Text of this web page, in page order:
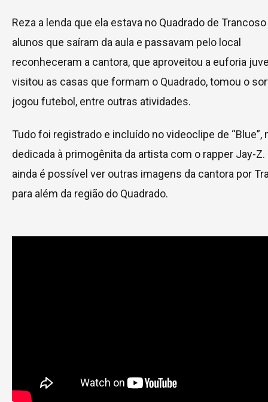
Reza a lenda que ela estava no Quadrado de
alunos que saíram da aula e passavam pelo local
reconheceram a cantora, que aproveitou a euforia
visitou as casas que formam o Quadrado, tomou o
jogou futebol, entre outras atividades.
Tudo foi registrado e incluído no videoclipe de “Blue”,
dedicada à primogênita da artista com o rapper Jay-Z.
ainda é possível ver outras imagens da cantora por
para além da região do Quadrado.